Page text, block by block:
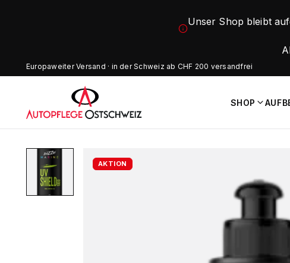
Unser Shop bleibt
Europaweiter Versand · in der Schweiz ab CHF 200 versandfrei
SHOP
AKTION